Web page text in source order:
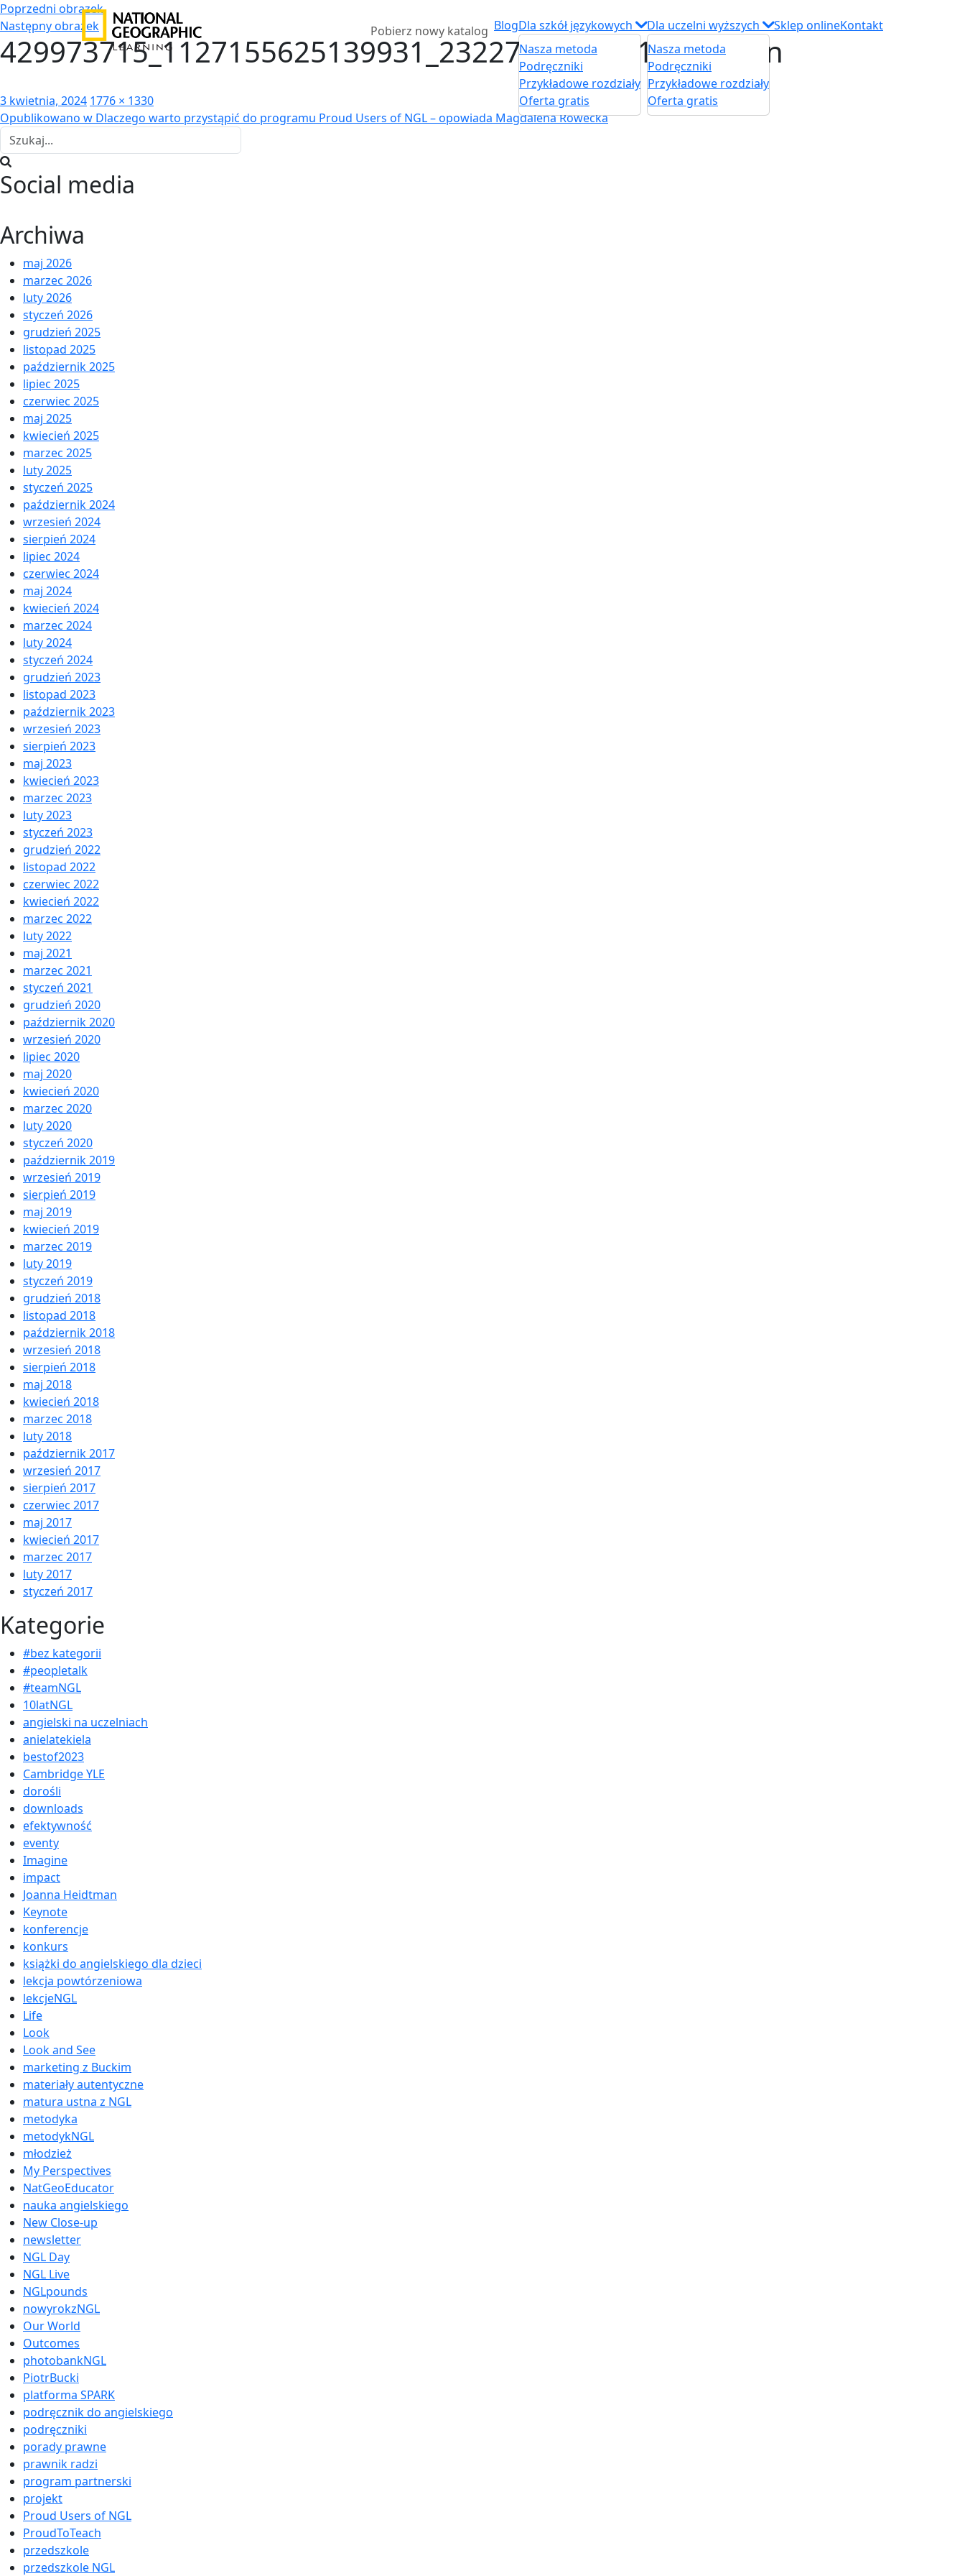
Pobierz nowy katalog BlogDla szkół językowych
Nasza metoda
Podręczniki
Przykładowe rozdziały
Oferta gratis
Dla uczelni wyższych
Nasza metoda
Podręczniki
Przykładowe rozdziały
Oferta gratis
Sklep onlineKontakt
Poprzedni obrazek
Następny obrazek
429973715_1127155625139931_2322704331691545857_n
Opublikowano
3 kwietnia, 2024 Pełny
rozmiar
1776 × 1330
Nawigacja
wpisu
Opublikowano w Dlaczego warto przystąpić do programu Proud Users of NGL – opowiada Magdalena Rowecka
Social media
Archiwa
maj 2026
marzec 2026
luty 2026
styczeń 2026
grudzień 2025
listopad 2025
październik 2025
lipiec 2025
czerwiec 2025
maj 2025
kwiecień 2025
marzec 2025
luty 2025
styczeń 2025
październik 2024
wrzesień 2024
sierpień 2024
lipiec 2024
czerwiec 2024
maj 2024
kwiecień 2024
marzec 2024
luty 2024
styczeń 2024
grudzień 2023
listopad 2023
październik 2023
wrzesień 2023
sierpień 2023
maj 2023
kwiecień 2023
marzec 2023
luty 2023
styczeń 2023
grudzień 2022
listopad 2022
czerwiec 2022
kwiecień 2022
marzec 2022
luty 2022
maj 2021
marzec 2021
styczeń 2021
grudzień 2020
październik 2020
wrzesień 2020
lipiec 2020
maj 2020
kwiecień 2020
marzec 2020
luty 2020
styczeń 2020
październik 2019
wrzesień 2019
sierpień 2019
maj 2019
kwiecień 2019
marzec 2019
luty 2019
styczeń 2019
grudzień 2018
listopad 2018
październik 2018
wrzesień 2018
sierpień 2018
maj 2018
kwiecień 2018
marzec 2018
luty 2018
październik 2017
wrzesień 2017
sierpień 2017
czerwiec 2017
maj 2017
kwiecień 2017
marzec 2017
luty 2017
styczeń 2017
Kategorie
#bez kategorii
#peopletalk
#teamNGL
10latNGL
angielski na uczelniach
anielatekiela
bestof2023
Cambridge YLE
dorośli
downloads
efektywność
eventy
Imagine
impact
Joanna Heidtman
Keynote
konferencje
konkurs
książki do angielskiego dla dzieci
lekcja powtórzeniowa
lekcjeNGL
Life
Look
Look and See
marketing z Buckim
materiały autentyczne
matura ustna z NGL
metodyka
metodykNGL
młodzież
My Perspectives
NatGeoEducator
nauka angielskiego
New Close-up
newsletter
NGL Day
NGL Live
NGLpounds
nowyrokzNGL
Our World
Outcomes
photobankNGL
PiotrBucki
platforma SPARK
podręcznik do angielskiego
podręczniki
porady prawne
prawnik radzi
program partnerski
projekt
Proud Users of NGL
ProudToTeach
przedszkole
przedszkole NGL